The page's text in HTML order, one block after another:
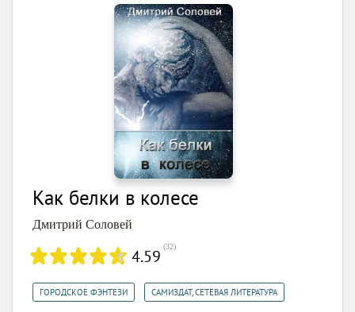
Как белки в колесе
Дмитрий Соловей
4.59 (32)
ГОРОДСКОЕ ФЭНТЕЗИ САМИЗДАТ, СЕТЕВАЯ ЛИТЕРАТУРА